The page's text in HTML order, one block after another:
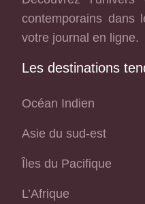
contemporains
votre journal en ligne.
Les destinations
Océan Indien
Asie du sud-est
Îles du Pacifique
L’Afrique